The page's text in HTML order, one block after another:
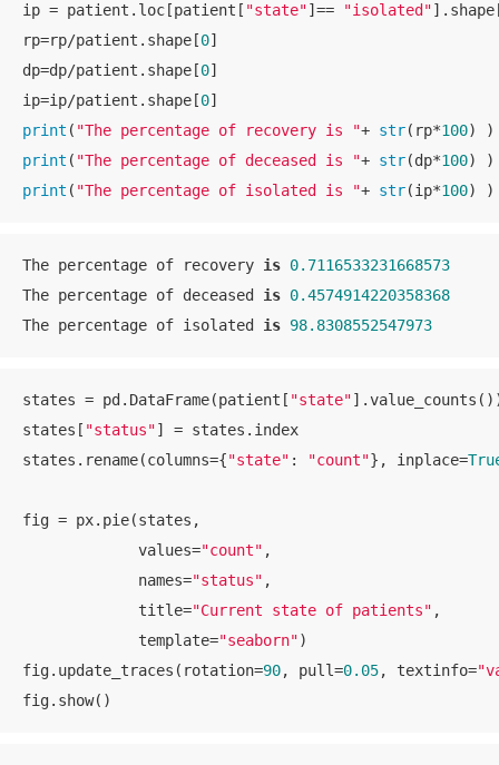
ip = patient.loc[patient[ "state"]== "isolated"
rp=rp/patient.shape[0]
dp=dp/patient.shape[0]
ip=ip/patient.shape[0
print ( "The percentage of recovery is "+ str(rp*100
print ( "The percentage of deceased is "+ str(dp*100
print ( "The percentage of isolated is "+ str(ip*100) )
The percentage of recovery is 0.7116533231668573
The percentage of deceased is 0.4574914220358368
The percentage of isolated is 98.8308552547973
states = pd.DataFrame(patient[ "state"
states[ "status"] = states.index
states.rename(columns={"state" : "count"}, inplace=
fig = px.pie(states,
             values=
"count" ,
             names=
"status" ,
             title=
"Current state of patients" ,
             template=
"seaborn")
fig.update_traces(rotation=90, pull=0.05, textinfo=
fig.show()